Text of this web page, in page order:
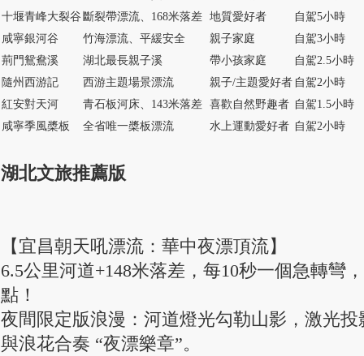
十堰青峰大裂谷 斷裂帶漂流、168米落差 地質愛好者
自駕5小時
咸寧銀河谷
竹海漂流、平緩安全 親子家庭
自駕3小時
荊門鴛鴦溪
湖北最長親子溪 帶小孩家庭
自駕2.5小時
隨州西游記
西游主題場景漂流 親子/主題愛好者 自駕2小時
紅安對天河
青石板河床、143米落差 喜歡自然野趣者 自駕1.5小時
咸寧季風槳板
全省唯一槳板漂流 水上運動愛好者 自駕2小時
湖北文旅推薦版
【宜昌朝天吼漂流：華中夜漂頂流】
6.5公里河道+148米落差，每10秒一個急轉彎
點！
夜間限定版浪漫：河道燈光勾勒山影，激光
與浪花合奏 “夜漂樂章”。